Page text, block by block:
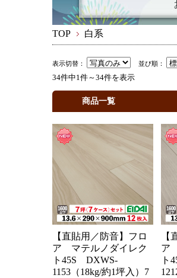
TOP 白系
表示切替： 並び順：
34件中1件～34件を表示
商品一覧
【直貼用／防音】フロ
ア マテルノダイレク
ト45S DXWS-
1153（18kg/約1坪入）7
【
ア
ト